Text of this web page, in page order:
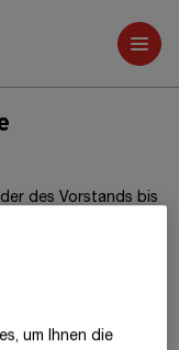
des Vorstands bis
des Vorstands seit
um Ihnen die